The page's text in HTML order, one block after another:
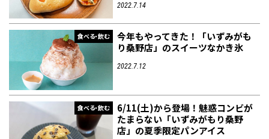
2022.7.14
食べる・飲む
今年もやってきた！「いずみがも
り桑野店」のスイーツなかき氷
2022.7.12
食べる・飲む
6/11(土)から登場！魅惑コンビが
たまらない「いずみがもり桑野
店」の夏季限定パンアイス